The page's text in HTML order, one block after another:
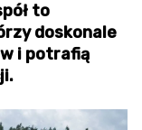
to
doskonale
i potrafią